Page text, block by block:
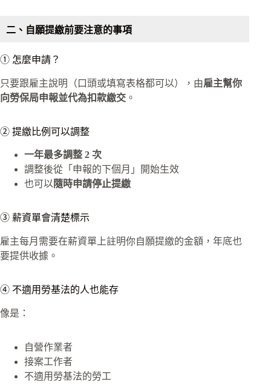
二、自願提繳前要注意的事項
① 怎麼申請？
只要跟雇主說明（口頭或填寫表格都可以），由雇主幫你
向勞保局申報並代為扣款繳交 。
② 提繳比例可以調整
一年最多調整 2 次
調整後從「申報的下個月」開始生效
也可以 隨時申請停止提繳
③ 薪資單會清楚標示
雇主每月需要在薪資單上註明你自願提繳的金額，年底也
要提供收據。
④ 不適用勞基法的人也能存
像是：
自營作業者
接案工作者
不適用勞基法的勞工